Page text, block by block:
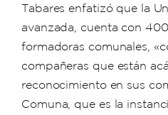
Tabares enfatizó que la
avanzada, cuenta con
formadoras comunales,
compañeras que están
reconocimiento en sus
Comuna, que es la